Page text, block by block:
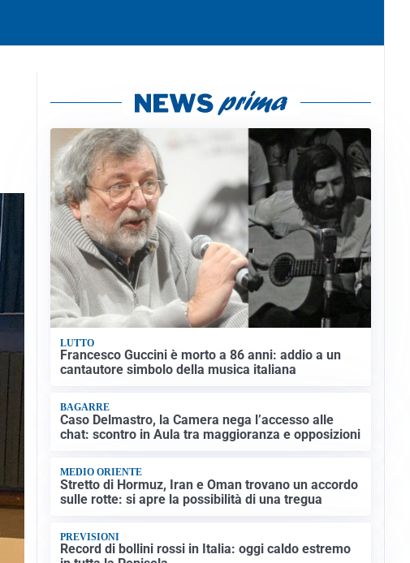
LUTTO
Francesco Guccini è morto a 86 anni: addio a un
cantautore simbolo della musica italiana
BAGARRE
Caso Delmastro, la Camera nega l’accesso alle
chat: scontro in Aula tra maggioranza e opposizioni
MEDIO ORIENTE
Stretto di Hormuz, Iran e Oman trovano un accordo
sulle rotte: si apre la possibilità di una tregua
PREVISIONI
Record di bollini rossi in Italia: oggi caldo estremo